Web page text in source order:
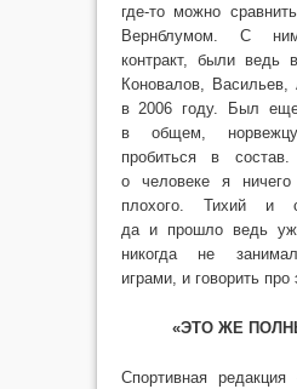
где-то можно
Вернблумом. С
контракт, были ведь
Коновалов,
в 2006 году. Был
в общем,
пробиться в
о человеке я
плохого. Тихий и
да и прошло ведь
никогда не
играми, и говорить про
«ЭТО ЖЕ
Спортивная